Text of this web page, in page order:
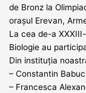
de Bronz la
orașul Erevan,
La cea de-a
Biologie au
Din instituţia
– Constantin
– Francesca